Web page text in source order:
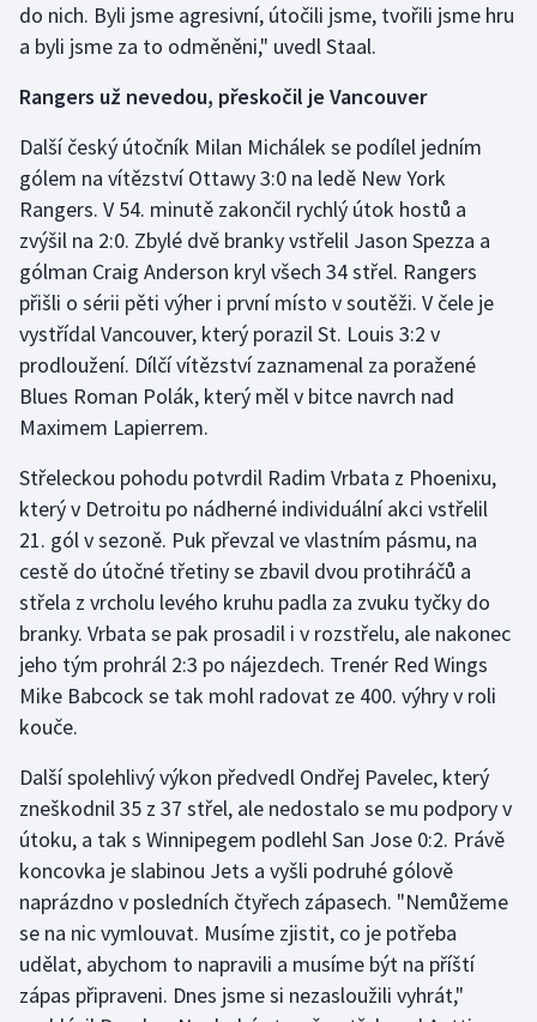
Krasobruslení
Lyže a snowboard
Motorsport
Olympijské hry
Parasport
Plavání
Plážový volejbal
Ragby
Rychlobruslení
Rychlostní kanoistika
Short track
Sportovní střelba
Stolní tenis
Triatlon
Veslování
Vodní slalom
do nich. Byli jsme agresivní, útočili jsme, tvořili jsme hru
a byli jsme za to odměněni," uvedl Staal.
Rangers už nevedou, přeskočil je Vancouver
Další český útočník Milan Michálek se podílel jedním
gólem na vítězství Ottawy 3:0 na ledě New York
Rangers. V 54. minutě zakončil rychlý útok hostů a
zvýšil na 2:0. Zbylé dvě branky vstřelil Jason Spezza a
gólman Craig Anderson kryl všech 34 střel. Rangers
přišli o sérii pěti výher i první místo v soutěži. V čele je
vystřídal Vancouver, který porazil St. Louis 3:2 v
prodloužení. Dílčí vítězství zaznamenal za poražené
Blues Roman Polák, který měl v bitce navrch nad
Maximem Lapierrem.
Střeleckou pohodu potvrdil Radim Vrbata z Phoenixu,
který v Detroitu po nádherné individuální akci vstřelil
21. gól v sezoně. Puk převzal ve vlastním pásmu, na
cestě do útočné třetiny se zbavil dvou protihráčů a
střela z vrcholu levého kruhu padla za zvuku tyčky do
branky. Vrbata se pak prosadil i v rozstřelu, ale nakonec
jeho tým prohrál 2:3 po nájezdech. Trenér Red Wings
Mike Babcock se tak mohl radovat ze 400. výhry v roli
kouče.
Další spolehlivý výkon předvedl Ondřej Pavelec, který
zneškodnil 35 z 37 střel, ale nedostalo se mu podpory v
útoku, a tak s Winnipegem podlehl San Jose 0:2. Právě
koncovka je slabinou Jets a vyšli podruhé gólově
naprázdno v posledních čtyřech zápasech. "Nemůžeme
se na nic vymlouvat. Musíme zjistit, co je potřeba
udělat, abychom to napravili a musíme být na příští
zápas připraveni. Dnes jsme si nezasloužili vyhrát,"